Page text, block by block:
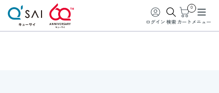
ログイン 検索
0
カート メニュー